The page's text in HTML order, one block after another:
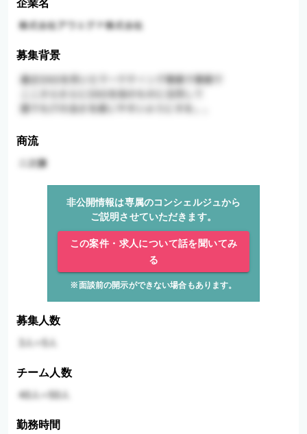
企業名
募集背景
商流
非公開情報は専属のコンシェルジュから
ご説明させていただきます。
この案件・求人について話を聞いてみ
る
※面談前の開示ができない場合もあります。
募集人数
チーム人数
勤務時間